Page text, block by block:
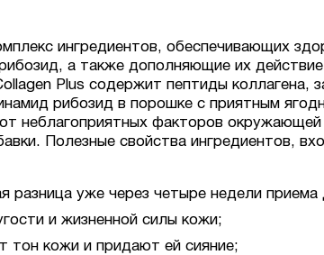
ингредиентов, обеспечивающих
а также дополняющие их
Plus содержит пептиды коллагена,
рибозид в порошке с приятным
неблагоприятных факторов
Полезные свойства ингредиентов,
уже через четыре недели приема
и жизненной силы кожи;
тон кожи и придают ей сияние;